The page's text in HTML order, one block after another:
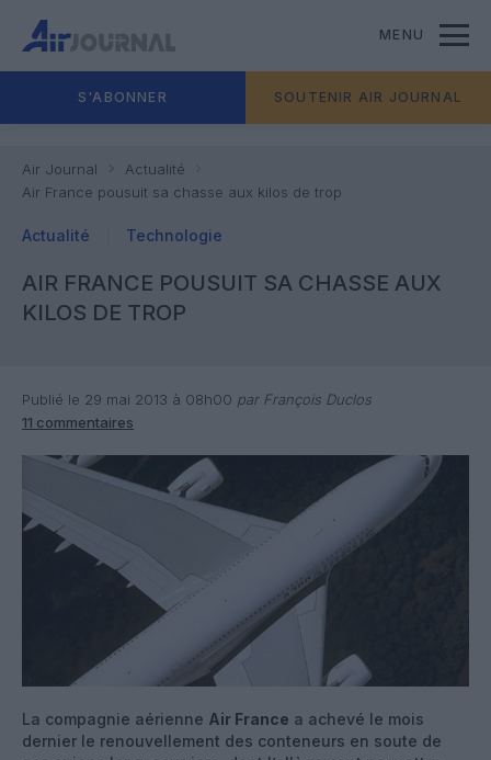
MENU
S'ABONNER SOUTENIR AIR JOURNAL
Air Journal
Actualité
Air France pousuit sa chasse aux kilos de trop
Actualité Technologie
AIR FRANCE POUSUIT SA CHASSE AUX
KILOS DE TROP
Publié le 29 mai 2013 à 08h00 par François Duclos
11 commentaires
La compagnie aérienne Air France a achevé le mois
dernier le renouvellement des conteneurs en soute de